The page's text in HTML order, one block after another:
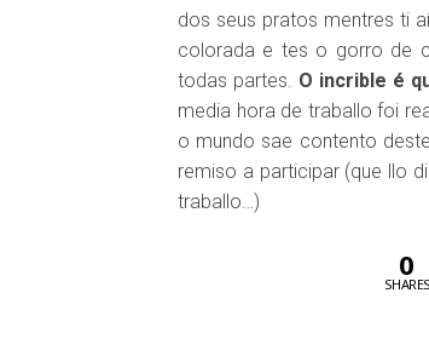
dos seus pratos mentres ti
colorada e tes o gorro de
todas partes. O incrible é
media hora de traballo foi
o mundo sae contento
remiso a participar (que llo
traballo…)
0
SHARES